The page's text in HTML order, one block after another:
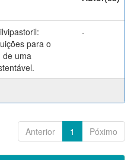
para o
de uma
-
Anterior 1 Póximo